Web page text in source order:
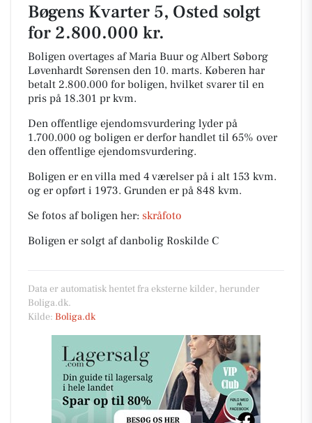
Bøgens Kvarter 5, Osted solgt
for 2.800.000 kr.
Boligen overtages af Maria Buur og Albert Søborg
Løvenhardt Sørensen den 10. marts. Køberen har
betalt 2.800.000 for boligen, hvilket svarer til en
pris på 18.301 pr kvm.
Den offentlige ejendomsvurdering lyder på
1.700.000 og boligen er derfor handlet til 65% over
den offentlige ejendomsvurdering.
Boligen er en villa med 4 værelser på i alt 153 kvm.
og er opført i 1973. Grunden er på 848 kvm.
Se fotos af boligen her: skråfoto
Boligen er solgt af danbolig Roskilde C
Data er automatisk hentet fra eksterne kilder, herunder
Boliga.dk.
Kilde: Boliga.dk